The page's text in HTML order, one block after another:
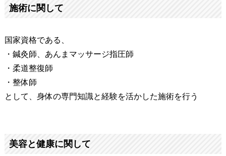
施術に関して
国家資格である、
・鍼灸師、あんまマッサージ指圧師
・柔道整復師
・整体師
として、身体の専門知識と経験を活かした施術を行う
美容と健康に関して